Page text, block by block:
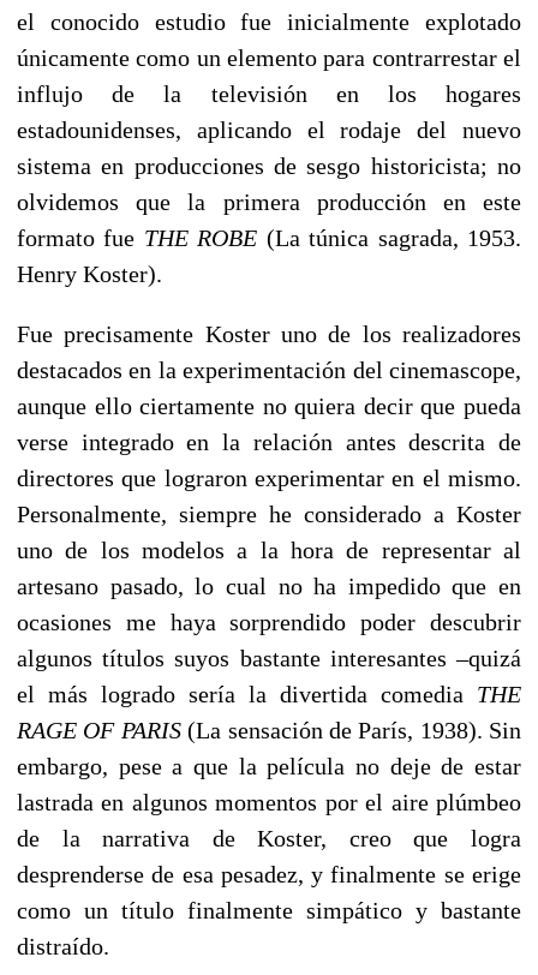
el conocido estudio fue inicialmente explotado
únicamente como un elemento para contrarrestar el
influjo de la televisión en los hogares
estadounidenses, aplicando el rodaje del nuevo
sistema en producciones de sesgo historicista; no
olvidemos que la primera producción en este
formato fue THE ROBE (La túnica sagrada, 1953.
Henry Koster).
Fue precisamente Koster uno de los realizadores
destacados en la experimentación del cinemascope,
aunque ello ciertamente no quiera decir que pueda
verse integrado en la relación antes descrita de
directores que lograron experimentar en el mismo.
Personalmente, siempre he considerado a Koster
uno de los modelos a la hora de representar al
artesano pasado, lo cual no ha impedido que en
ocasiones me haya sorprendido poder descubrir
algunos títulos suyos bastante interesantes –quizá
el más logrado sería la divertida comedia THE
RAGE OF PARIS(La sensación de París, 1938). Sin
embargo, pese a que la película no deje de estar
lastrada en algunos momentos por el aire plúmbeo
de la narrativa de Koster, creo que logra
desprenderse de esa pesadez, y finalmente se erige
como un título finalmente simpático y bastante
distraído.